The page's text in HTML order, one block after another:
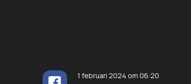
1 februari 2024 om 06:20